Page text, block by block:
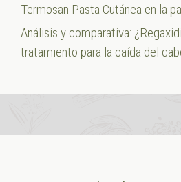
Termosan Pasta Cutánea en la
Análisis y comparativa:
tratamiento para la caída del